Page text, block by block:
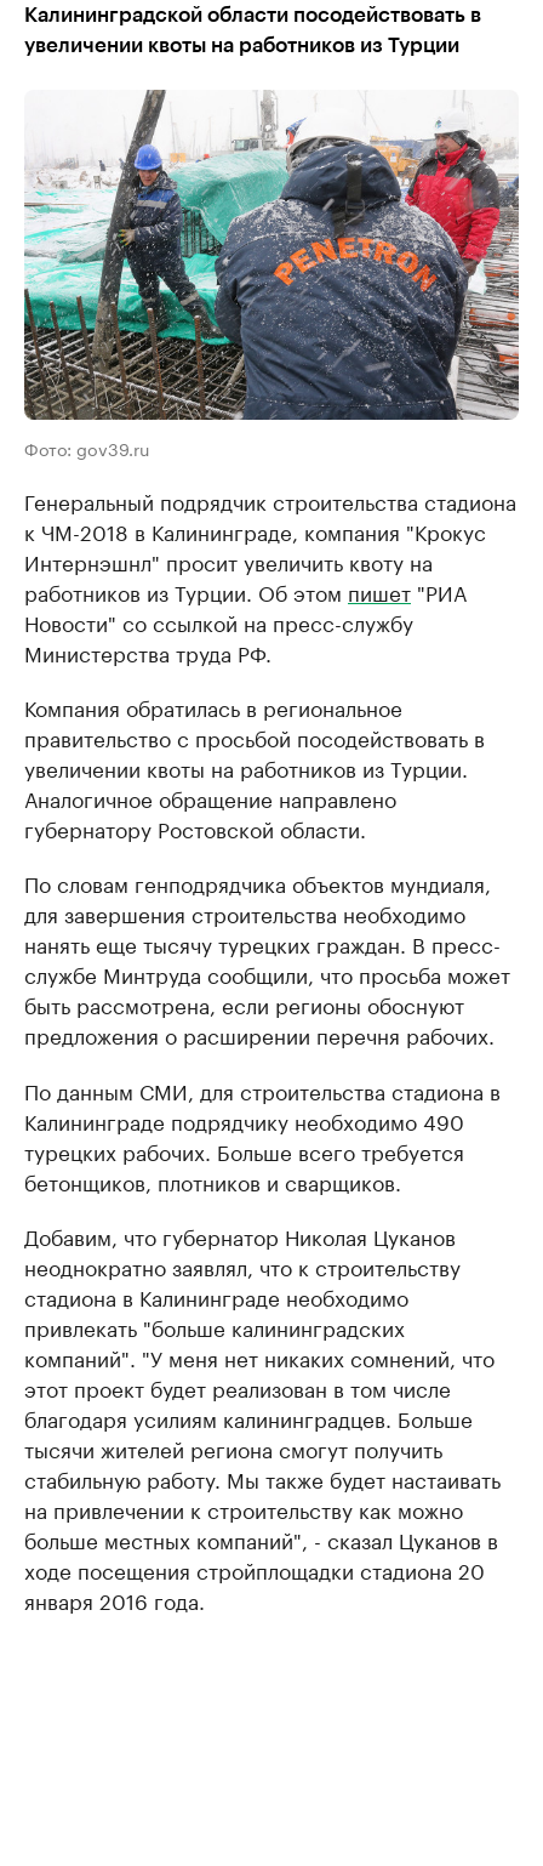
Калининградской области посодействовать в
увеличении квоты на работников из Турции
Фото: gov39.ru
Генеральный подрядчик строительства стадиона
к ЧМ-2018 в Калининграде, компания "Крокус
Интернэшнл" просит увеличить квоту на
работников из Турции. Об этом пишет "РИА
Новости" со ссылкой на пресс-службу
Министерства труда РФ.
Компания обратилась в региональное
правительство с просьбой посодействовать в
увеличении квоты на работников из Турции.
Аналогичное обращение направлено
губернатору Ростовской области.
По словам генподрядчика объектов мундиаля,
для завершения строительства необходимо
нанять еще тысячу турецких граждан. В пресс-
службе Минтруда сообщили, что просьба может
быть рассмотрена, если регионы обоснуют
предложения о расширении перечня рабочих.
По данным СМИ, для строительства стадиона в
Калининграде подрядчику необходимо 490
турецких рабочих. Больше всего требуется
бетонщиков, плотников и сварщиков.
Добавим, что губернатор Николая Цуканов
неоднократно заявлял, что к строительству
стадиона в Калининграде необходимо
привлекать "больше калининградских
компаний". "У меня нет никаких сомнений, что
этот проект будет реализован в том числе
благодаря усилиям калининградцев. Больше
тысячи жителей региона смогут получить
стабильную работу. Мы также будет настаивать
на привлечении к строительству как можно
больше местных компаний", - сказал Цуканов в
ходе посещения стройплощадки стадиона 20
января 2016 года.